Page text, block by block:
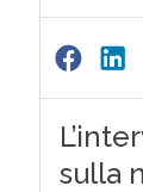
sulla